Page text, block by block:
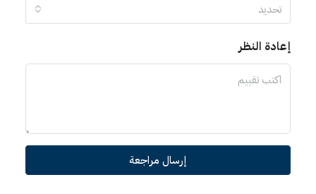
تحديد
إعادة النظر
إرسال مراجعة